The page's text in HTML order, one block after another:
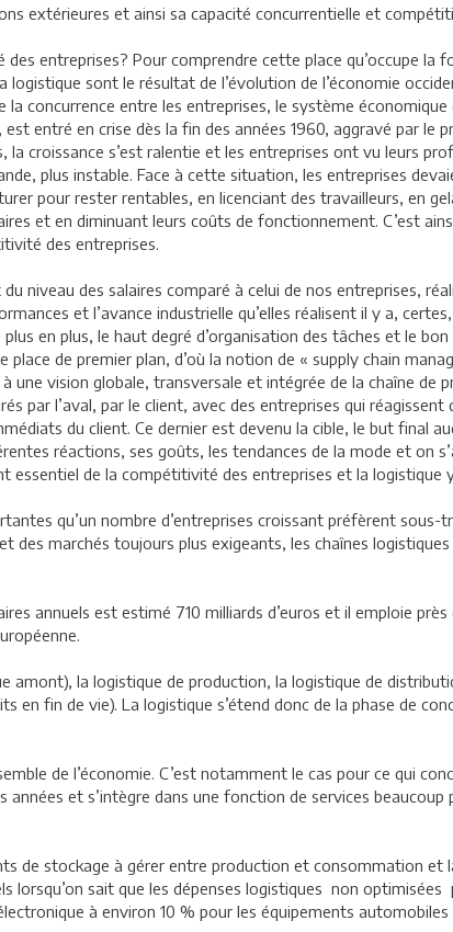
extérieures et ainsi sa capacité concurrentielle et
entreprises? Pour comprendre cette place qu’occupe la
sont le résultat de l’évolution de l’économie
concurrence entre les entreprises, le système
entré en crise dès la fin des années 1960, aggravé par le
croissance s’est ralentie et les entreprises ont vu leurs
plus instable. Face à cette situation, les entreprises
pour rester rentables, en licenciant des travailleurs, en
et en diminuant leurs coûts de fonctionnement. C’est
des entreprises.
niveau des salaires comparé à celui de nos entreprises,
et l’avance industrielle qu’elles réalisent il y a,
en plus, le haut degré d’organisation des tâches et le
de premier plan, d’où la notion de « supply chain
une vision globale, transversale et intégrée de la chaîne de
par l’aval, par le client, avec des entreprises qui réagissent
du client. Ce dernier est devenu la cible, le but final
réactions, ses goûts, les tendances de la mode et on
de la compétitivité des entreprises et la logistique
qu’un nombre d’entreprises croissant préfèrent sous-
des marchés toujours plus exigeants, les chaînes logistiques
annuels est estimé 710 milliards d’euros et il emploie près
amont), la logistique de production, la logistique de
fin de vie). La logistique s’étend donc de la phase de
de l’économie. C’est notamment le cas pour ce qui
et s’intègre dans une fonction de services beaucoup
de stockage à gérer entre production et consommation et
lorsqu’on sait que les dépenses logistiques non optimisées
à environ 10 % pour les équipements